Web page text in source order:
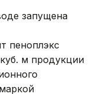
запущена
пеноплэкс
м продукции